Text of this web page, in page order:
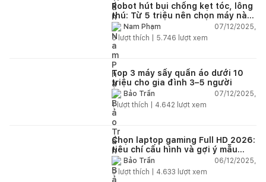
Robot hút bụi chống kẹt tóc, lông
thú: Từ 5 triệu nên chọn máy nào
năm 2025–2026?
Nam Phạm
07/12/2025,
6lượt thích | 5.746 lượt xem
Top 3 máy sấy quần áo dưới 10
triệu cho gia đình 3–5 người
Bảo Trần
07/12/2025,
1lượt thích | 4.642 lượt xem
Chọn laptop gaming Full HD 2026:
tiêu chí cấu hình và gợi ý mẫu
đáng mua
Bảo Trần
06/12/2025,
0lượt thích | 4.633 lượt xem